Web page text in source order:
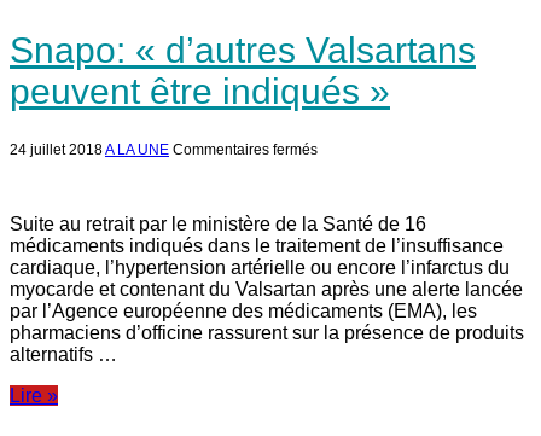
Snapo: « d’autres Valsartans
peuvent être indiqués »
24 juillet 2018A LA UNE Commentaires ferméssur
peuvent
être
indiqués »
Suite au retrait par le ministère de la Santé de 16
médicaments indiqués dans le traitement de l’insuffisance
cardiaque, l’hypertension artérielle ou encore l’infarctus du
myocarde et contenant du Valsartan après une alerte lancée
par l’Agence européenne des médicaments (EMA), les
pharmaciens d’officine rassurent sur la présence de produits
alternatifs …
Lire »